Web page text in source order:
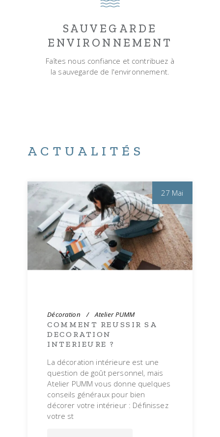
SAUVEGARDE
ENVIRONNEMENT
Faîtes nous confiance et contribuez à
la sauvegarde de l'environnement.
ACTUALITÉS
27 Mai
Décoration Atelier PUMM
COMMENT REUSSIR SA
DECORATION
INTERIEURE ?
La décoration intérieure est une
question de goût personnel, mais
Atelier PUMM vous donne quelques
conseils généraux pour bien
décorer votre intérieur : Définissez
votre st